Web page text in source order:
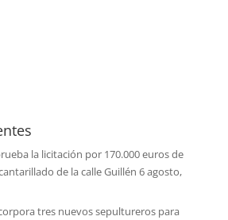
la licitación por 170.000 euros de
de la calle Guillén 6 agosto,
tres nuevos sepultureros para